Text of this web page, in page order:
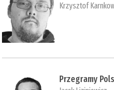
Krzysztof
Przegramy